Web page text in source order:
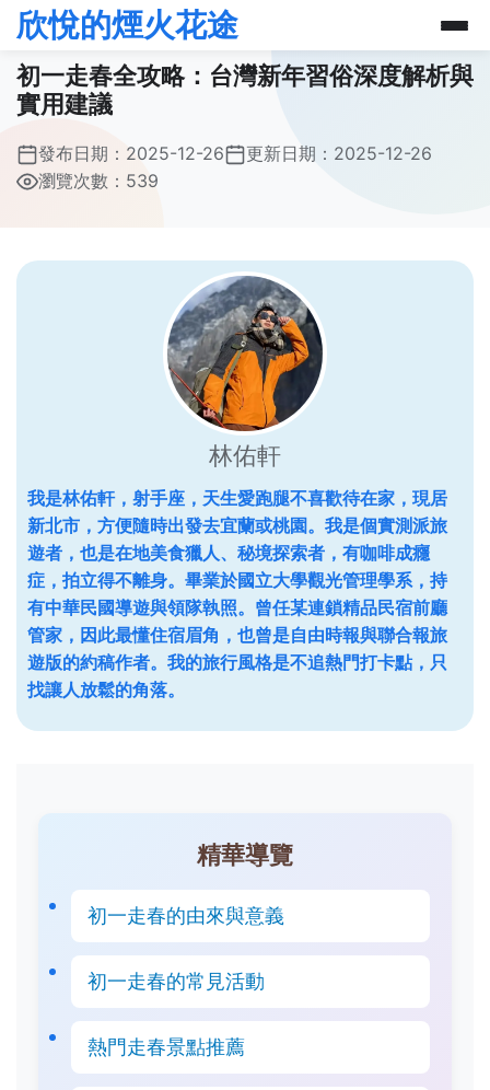
欣悅的煙火花途
初一走春全攻略：台灣新年習俗深度解析與
實用建議
發布日期： 2025-12-26 更新日期： 2025-12-26
瀏覽次數：539
林佑軒
我是林佑軒，射手座，天生愛跑腿不喜歡待在家，現居
新北市，方便隨時出發去宜蘭或桃園。我是個實測派旅
遊者，也是在地美食獵人、秘境探索者，有咖啡成癮
症，拍立得不離身。畢業於國立大學觀光管理學系，持
有中華民國導遊與領隊執照。曾任某連鎖精品民宿前廳
管家，因此最懂住宿眉角，也曾是自由時報與聯合報旅
遊版的約稿作者。我的旅行風格是不追熱門打卡點，只
找讓人放鬆的角落。
精華導覽
初一走春的由來與意義
初一走春的常見活動
熱門走春景點推薦